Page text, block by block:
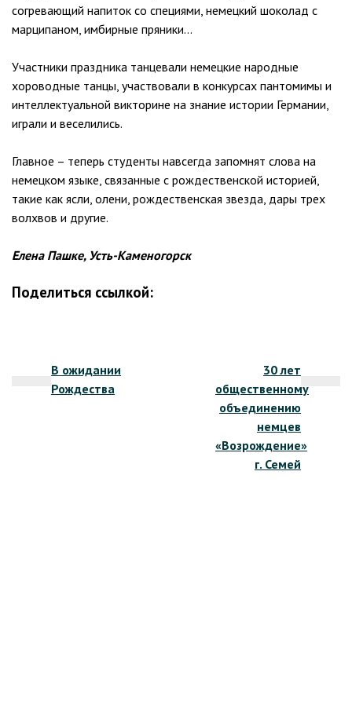
согревающий напиток со специями, немецкий шоколад с
марципаном, имбирные пряники…
Участники праздника танцевали немецкие народные
хороводные танцы, участвовали в конкурсах пантомимы и
интеллектуальной викторине на знание истории Германии,
играли и веселились.
Главное – теперь студенты навсегда запомнят слова на
немецком языке, связанные с рождественской историей,
такие как ясли, олени, рождественская звезда, дары трех
волхвов и другие.
Елена Пашке, Усть-Каменогорск
Поделиться ссылкой:
В ожидании
Рождества
30 лет
общественному
объединению
немцев
«Возрождение»
г. Семей